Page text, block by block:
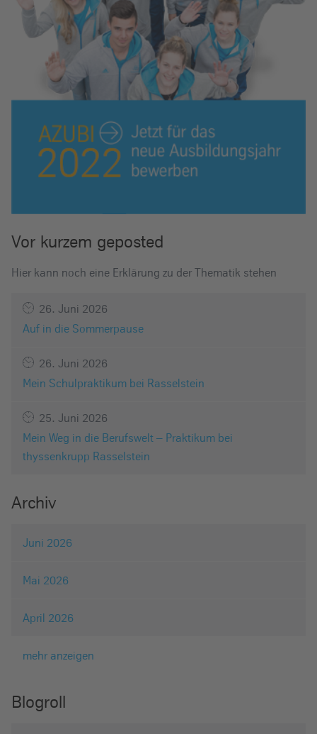
Vor kurzem geposted
Hier kann noch eine Erklärung zu der Thematik stehen
26. Juni 2026
Auf in die Sommerpause
26. Juni 2026
Mein Schulpraktikum bei Rasselstein
25. Juni 2026
Mein Weg in die Berufswelt – Praktikum bei
thyssenkrupp Rasselstein
Archiv
Juni 2026
Mai 2026
April 2026
mehr anzeigen
Blogroll